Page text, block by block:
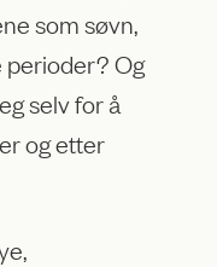
som søvn,
perioder? Og
selv for å
og etter